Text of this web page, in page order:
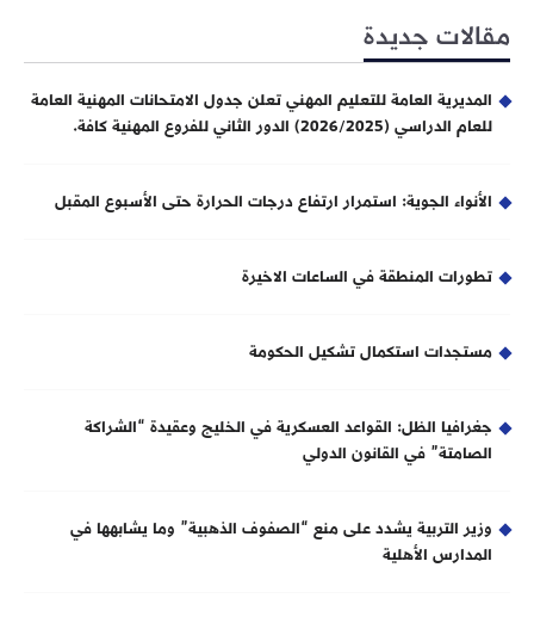
مقالات جديدة
المديرية العامة للتعليم المهني تعلن جدول الامتحانات المهنية العامة
للعام الدراسي (2026/2025) الدور الثاني للفروع المهنية كافة.
الأنواء الجوية: استمرار ارتفاع درجات الحرارة حتى الأسبوع المقبل
تطورات المنطقة في الساعات الاخيرة
مستجدات استكمال تشكيل الحكومة
جغرافيا الظل: القواعد العسكرية في الخليج وعقيدة “الشراكة
الصامتة” في القانون الدولي
وزير التربية يشدد على منع “الصفوف الذهبية” وما يشابهها في
المدارس الأهلية